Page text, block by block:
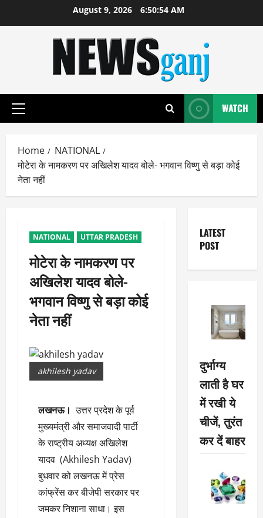
August 9, 2026 6:50:55 AM
Primary
WATCH
Home
NATIONAL
मोटेरा के नामकरण पर अखिलेश यादव बोले- भगवान विष्णु से बड़ा कोई
नेता नहीं
NATIONAL UTTAR PRADESH
मोटेरा के नामकरण पर
अखिलेश यादव बोले-
भगवान विष्णु से बड़ा कोई
नेता नहीं
akhilesh yadav
लखनऊ। उत्तर प्रदेश के पूर्व
मुख्यमंत्री और समाजवादी पार्टी
के राष्ट्रीय अध्यक्ष अखिलेश
यादव (Akhilesh Yadav)
बुधवार को लखनऊ में प्रेस
कांफ्रेंस कर बीजेपी सरकार पर
जमकर निशाना साधा। इस
LATEST
POST
दुर्भाग्य
लाती है घर
में रखी ये
चीजें, तुरंत
कर दें बाहर